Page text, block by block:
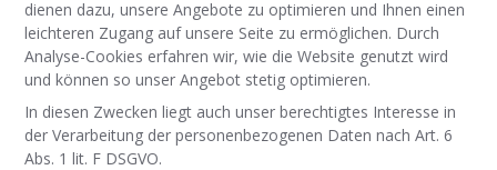
dienen dazu, unsere Angebote zu optimieren und Ihnen einen
leichteren Zugang auf unsere Seite zu ermöglichen. Durch
Analyse-Cookies erfahren wir, wie die Website genutzt wird
und können so unser Angebot stetig optimieren.
In diesen Zwecken liegt auch unser berechtigtes Interesse in
der Verarbeitung der personenbezogenen Daten nach Art. 6
Abs. 1 lit. F DSGVO.